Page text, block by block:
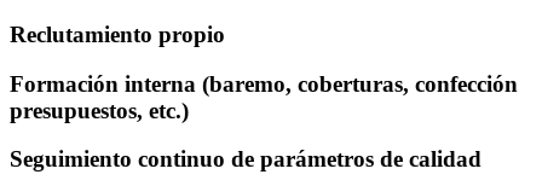
Reclutamiento propio
Formación interna (baremo, coberturas, confección
presupuestos, etc.)
Seguimiento continuo de parámetros de calidad